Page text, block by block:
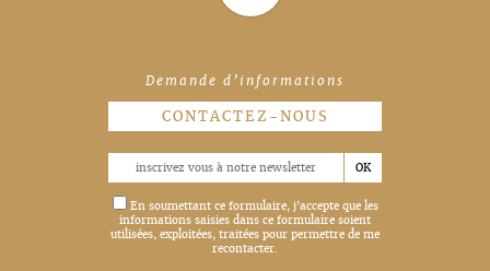
Demande d’informations
CONTACTEZ-NOUS
En soumettant ce formulaire, j'accepte que les
informations saisies dans ce formulaire soient
utilisées, exploitées, traitées pour permettre de me
recontacter.